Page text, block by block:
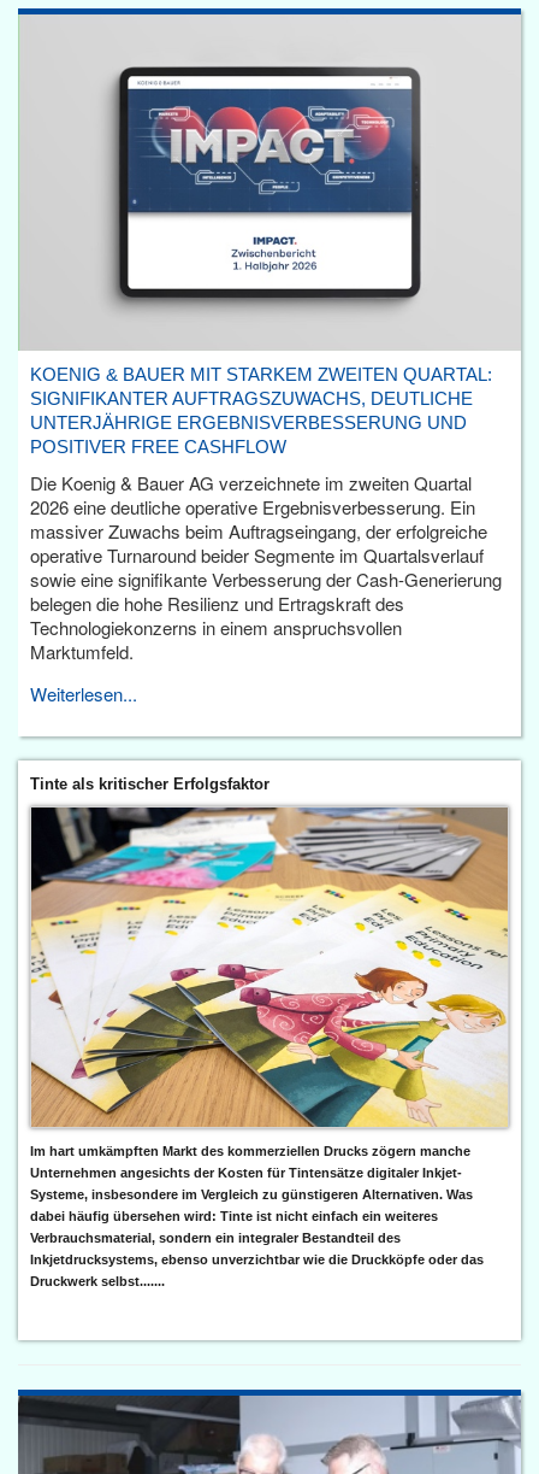
KOENIG & BAUER MIT STARKEM ZWEITEN QUARTAL:
SIGNIFIKANTER AUFTRAGSZUWACHS, DEUTLICHE
UNTERJÄHRIGE ERGEBNISVERBESSERUNG UND
POSITIVER FREE CASHFLOW
Die Koenig & Bauer AG verzeichnete im zweiten Quartal
2026 eine deutliche operative Ergebnisverbesserung. Ein
massiver Zuwachs beim Auftragseingang, der erfolgreiche
operative Turnaround beider Segmente im Quartalsverlauf
sowie eine signifikante Verbesserung der Cash-Generierung
belegen die hohe Resilienz und Ertragskraft des
Technologiekonzerns in einem anspruchsvollen
Marktumfeld.
Weiterlesen...
Tinte als kritischer Erfolgsfaktor
Im hart umkämpften Markt des kommerziellen Drucks zögern manche
Unternehmen angesichts der Kosten für Tintensätze digitaler Inkjet-
Systeme, insbesondere im Vergleich zu günstigeren Alternativen. Was
dabei häufig übersehen wird: Tinte ist nicht einfach ein weiteres
Verbrauchsmaterial, sondern ein integraler Bestandteil des
Inkjetdrucksystems, ebenso unverzichtbar wie die Druckköpfe oder das
Druckwerk selbst.......